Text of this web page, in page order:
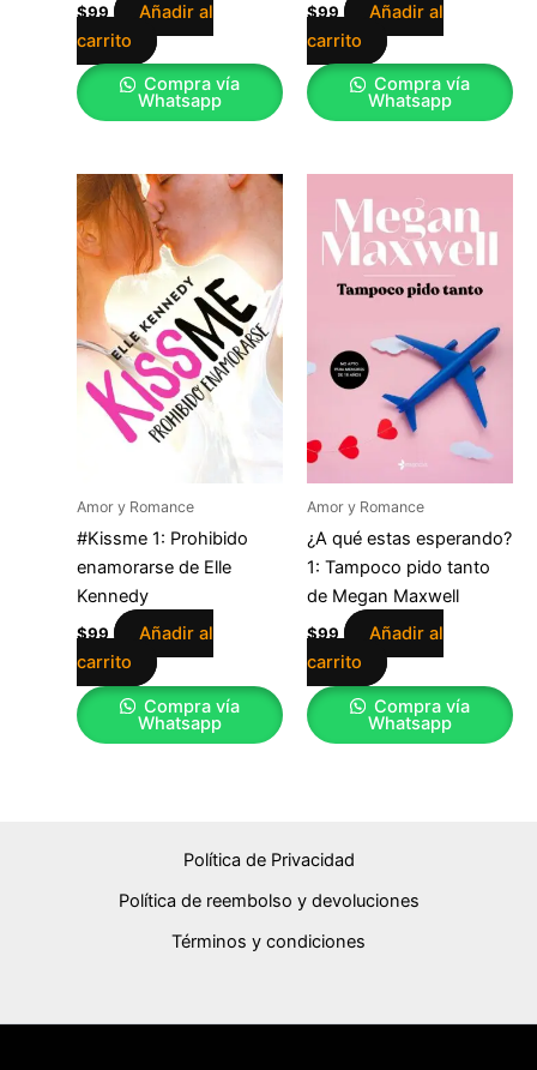
$99
Añadir al
carrito
Compra vía
Whatsapp
$99
Añadir al
carrito
Compra vía
Whatsapp
Amor y Romance
#Kissme 1: Prohibido
enamorarse de Elle
Kennedy
$99
Añadir al
carrito
Compra vía
Whatsapp
Amor y Romance
¿A qué estas esperando?
1: Tampoco pido tanto
de Megan Maxwell
$99
Añadir al
carrito
Compra vía
Whatsapp
Política de Privacidad
Política de reembolso y devoluciones
Términos y condiciones